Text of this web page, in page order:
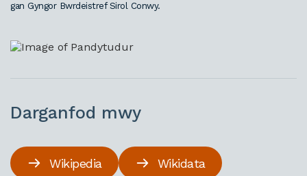
gan Gyngor Bwrdeistref Sirol Conwy.
Darganfod mwy
Wikipedia Wikidata